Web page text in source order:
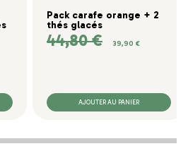
Pack carafe orange + 2
thés glacés
Prix de base
44,80 € Prix39,90 €
AJOUTER AU PANIER